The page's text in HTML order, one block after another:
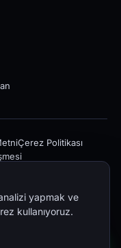
Çerez Politikası
95 81 — Tüm hakları
yapmak ve
kullanıyoruz.